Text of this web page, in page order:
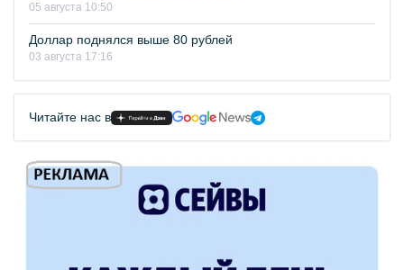
05 августа 10:50
Доллар поднялся выше 80 рублей
03 августа 17:16
Читайте нас в